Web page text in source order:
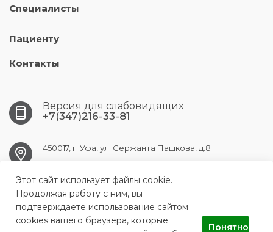
Специалисты
Пациенту
Контакты
Версия для слабовидящих
+7(347)216-33-81
450017, г. Уфа, ул. Сержанта Пашкова, д.8
ufa.gb9@doctorrb.ru
Этот сайт использует файлы cookie.
Продолжая работу с ним, вы
подтверждаете использование сайтом
cookies вашего браузера, которые
Понятно